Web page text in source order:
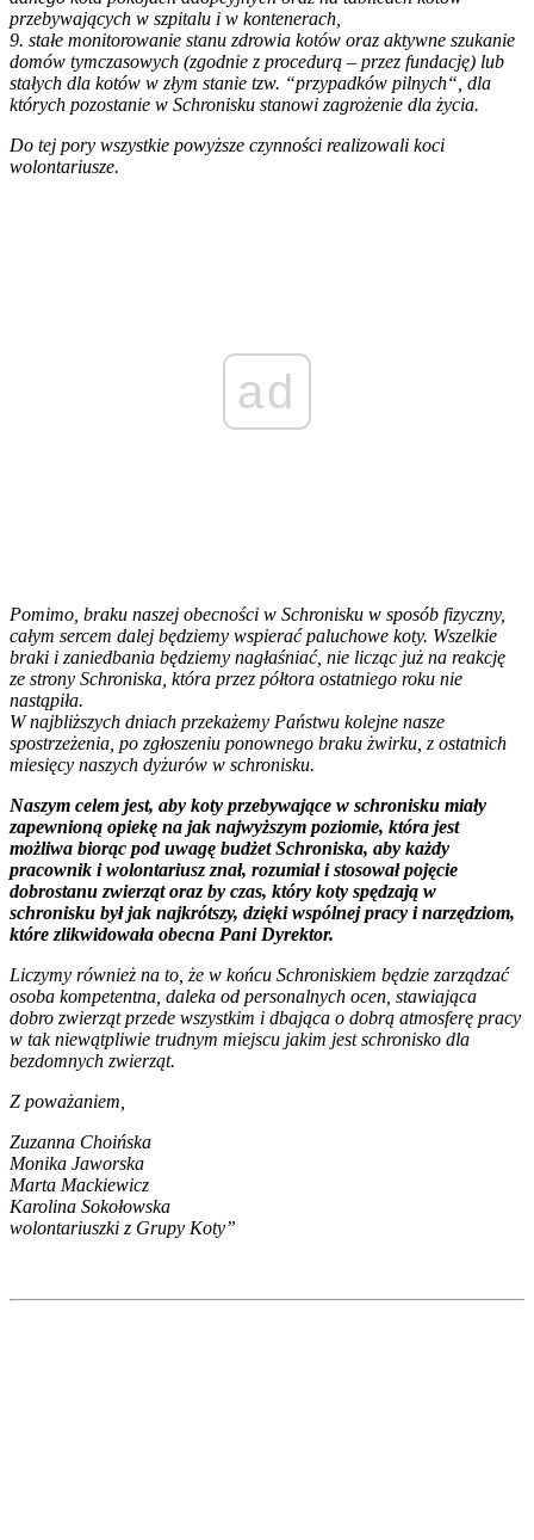
przebywających w szpitalu i w kontenerach,
9. stałe monitorowanie stanu zdrowia kotów oraz aktywne szukanie
domów tymczasowych (zgodnie z procedurą – przez fundację) lub
stałych dla kotów w złym stanie tzw. “przypadków pilnych“, dla
których pozostanie w Schronisku stanowi zagrożenie dla życia.
Do tej pory wszystkie powyższe czynności realizowali koci
wolontariusze.
ad
Pomimo, braku naszej obecności w Schronisku w sposób fizyczny,
całym sercem dalej będziemy wspierać paluchowe koty. Wszelkie
braki i zaniedbania będziemy nagłaśniać, nie licząc już na reakcję
ze strony Schroniska, która przez półtora ostatniego roku nie
nastąpiła.
W najbliższych dniach przekażemy Państwu kolejne nasze
spostrzeżenia, po zgłoszeniu ponownego braku żwirku, z ostatnich
miesięcy naszych dyżurów w schronisku.
Naszym celem jest, aby koty przebywające w schronisku miały
zapewnioną opiekę na jak najwyższym poziomie, która jest
możliwa biorąc pod uwagę budżet Schroniska, aby każdy
pracownik i wolontariusz znał, rozumiał i stosował pojęcie
dobrostanu zwierząt oraz by czas, który koty spędzają w
schronisku był jak najkrótszy, dzięki wspólnej pracy i narzędziom,
które zlikwidowała obecna Pani Dyrektor.
Liczymy również na to, że w końcu Schroniskiem będzie zarządzać
osoba kompetentna, daleka od personalnych ocen, stawiająca
dobro zwierząt przede wszystkim i dbająca o dobrą atmosferę pracy
w tak niewątpliwie trudnym miejscu jakim jest schronisko dla
bezdomnych zwierząt.
Z poważaniem,
Zuzanna Choińska
Monika Jaworska
Marta Mackiewicz
Karolina Sokołowska
wolontariuszki z Grupy Koty”